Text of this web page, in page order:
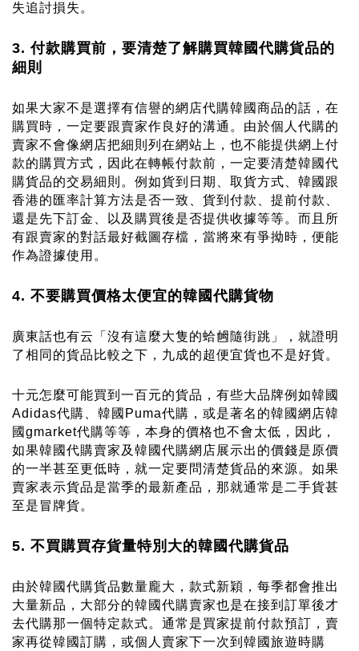
失追討損失。
3. 付款購買前，要清楚了解購買韓國代購貨品的
細則
如果大家不是選擇有信譽的網店代購韓國商品的話，在
購買時，一定要跟賣家作良好的溝通。由於個人代購的
賣家不會像網店把細則列在網站上，也不能提供網上付
款的購買方式，因此在轉帳付款前，一定要清楚韓國代
購貨品的交易細則。例如貨到日期、取貨方式、韓國跟
香港的匯率計算方法是否一致、貨到付款、提前付款、
還是先下訂金、以及購買後是否提供收據等等。而且所
有跟賣家的對話最好截圖存檔，當將來有爭拗時，便能
作為證據使用。
4. 不要購買價格太便宜的韓國代購貨物
廣東話也有云「沒有這麼大隻的蛤乸隨街跳」，就證明
了相同的貨品比較之下，九成的超便宜貨也不是好貨。
十元怎麼可能買到一百元的貨品，有些大品牌例如韓國
Adidas代購
韓國Puma代購 ，或是著名的韓國網店韓
國gmarket代購等等，本身的價格也不會太低，因此，
如果韓國代購賣家及韓國代購網店展示出的價錢是原價
的一半甚至更低時，就一定要問清楚貨品的來源。如果
賣家表示貨品是當季的最新產品，那就通常是二手貨甚
至是冒牌貨。
5. 不買購買存貨量特別大的韓國代購貨品
由於韓國代購貨品數量龐大，款式新穎，每季都會推出
大量新品，大部分的韓國代購賣家也是在接到訂單後才
去代購那一個特定款式。通常是買家提前付款預訂，賣
家再從韓國訂購，或個人賣家下一次到韓國旅遊時購